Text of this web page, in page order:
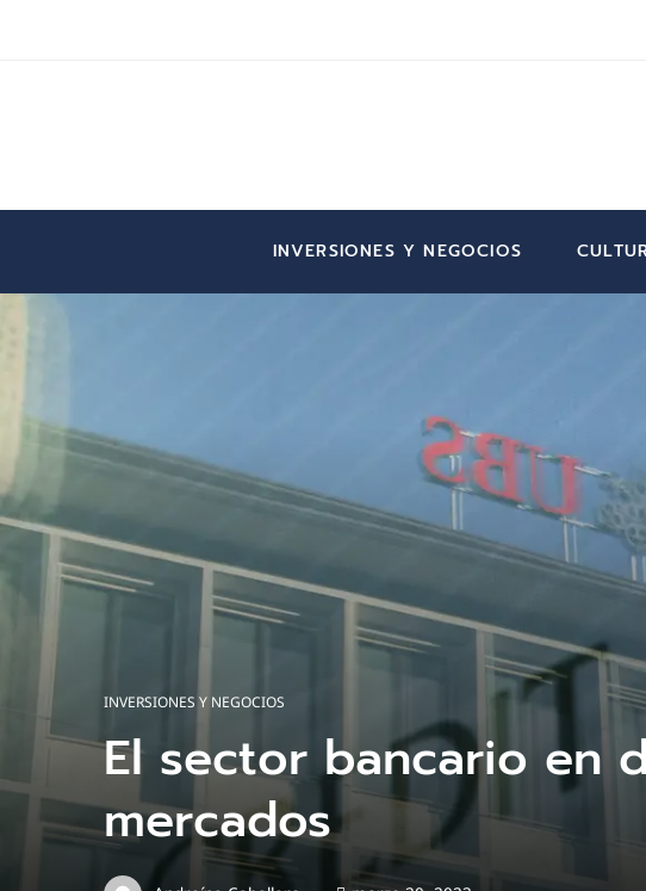
INVERSIONES Y NEGOCIOS
INVERSIONES Y NEGOCIOS
El sector bancario en
mercados